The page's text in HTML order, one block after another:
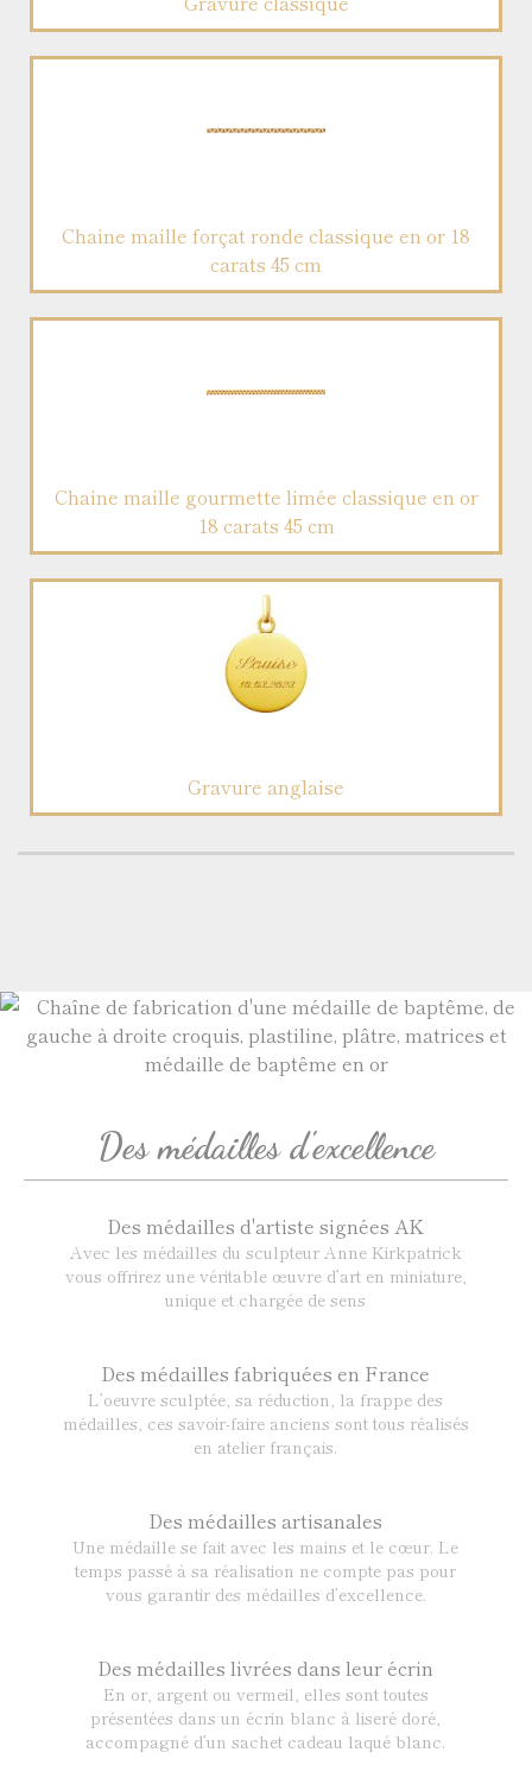
Chaine maille forçat ronde classique en or 18
carats 45 cm
Chaine maille gourmette limée classique en or
18 carats 45 cm
Gravure anglaise
Des médailles d'excellence
Des médailles d'artiste signées AK
Avec les médailles du sculpteur Anne Kirkpatrick
vous offrirez une véritable œuvre d’art en miniature,
unique et chargée de sens
Des médailles fabriquées en France
L’oeuvre sculptée, sa réduction, la frappe des
médailles, ces savoir-faire anciens sont tous réalisés
en atelier français.
Des médailles artisanales
Une médaille se fait avec les mains et le cœur. Le
temps passé à sa réalisation ne compte pas pour
vous garantir des médailles d’excellence.
Des médailles livrées dans leur écrin
En or, argent ou vermeil, elles sont toutes
présentées dans un écrin blanc à liseré doré,
accompagné d’un sachet cadeau laqué blanc.